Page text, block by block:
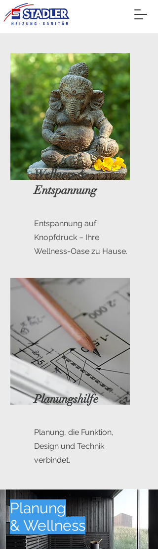
Wellness &
Entspannung
Entspannung auf
Knopfdruck – Ihre
Wellness-Oase zu Hause.
Planungshilfe
Planung, die Funktion,
Design und Technik
verbindet.
Planung
& Wellness